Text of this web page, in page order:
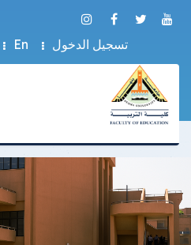
تسجيل الدخول En